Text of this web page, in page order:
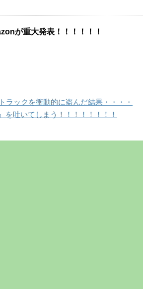
が重大発表！！！！！！
ラックを衝動的に盗んだ結果・・・・
を吐いてしまう！！！！！！！！